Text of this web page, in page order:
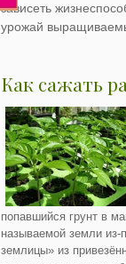
зависеть
урожай
Как сажать
попавшийся грунт в
называемой земли из-
землицы» из